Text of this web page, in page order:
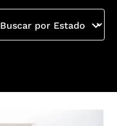
Buscar por Estado